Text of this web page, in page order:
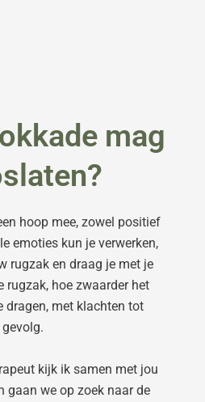
mag
hoop mee, zowel positief
emoties kun je verwerken,
rugzak en draag je met je
rugzak, hoe zwaarder het
dragen, met klachten tot
gevolg.
kijk ik samen met jou
gaan we op zoek naar de